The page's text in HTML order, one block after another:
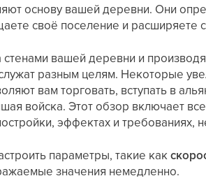
основу вашей деревни. Они
своё поселение и расширяете
вашей деревни и
разным целям. Некоторые
вам торговать, вступать в
войска. Этот обзор включает
эффектах и требованиях,
параметры, такие как
значения немедленно.